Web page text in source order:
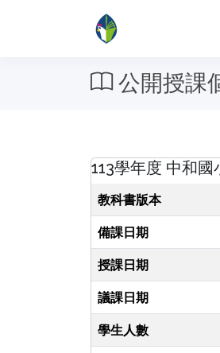
公開授課
113學年度 中和
教科書版本
備課日期
授課日期
議課日期
學生人數